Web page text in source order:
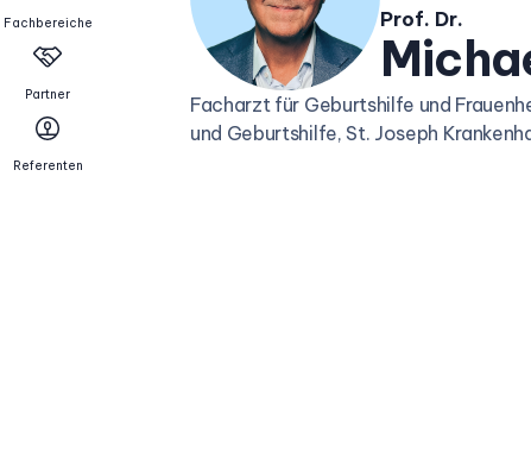
Fachbereiche
Partner
Referenten
Prof. Dr.
Facharzt für Geburtshilfe und
und Geburtshilfe, St. Joseph